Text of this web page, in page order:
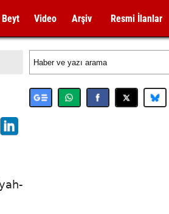
Video Arşiv Resmi İlanlar